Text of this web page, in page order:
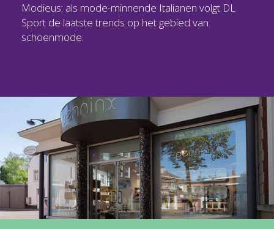
Modieus: als mode-minnende Italianen volgt DL
Sport de laatste trends op het gebied van
schoenmode.